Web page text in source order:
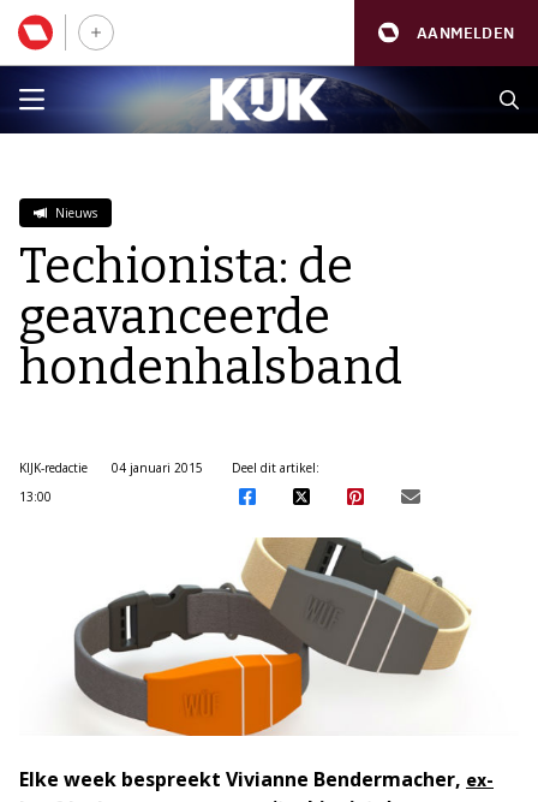
AANMELDEN
Nieuws
Techionista: de
geavanceerde
hondenhalsband
KIJK-redactie
04 januari 2015
13:00
Deel dit artikel:
Elke week bespreekt Vivianne Bendermacher, ex-